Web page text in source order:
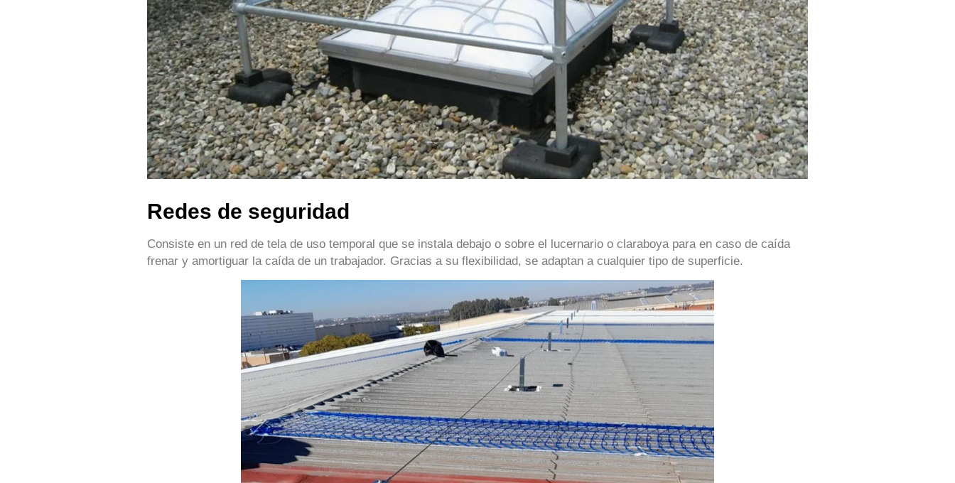
Redes de seguridad
Consiste en un red de tela de uso temporal que se instala debajo o sobre el lucernario o claraboya para en caso de caída
frenar y amortiguar la caída de un trabajador. Gracias a su flexibilidad, se adaptan a cualquier tipo de superficie.